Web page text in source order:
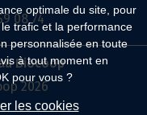
optimale du site, pour
trafic et la performance
personnalisée en toute
à tout moment en
pour vous ?
les cookies
08 74
Biocoop
2026